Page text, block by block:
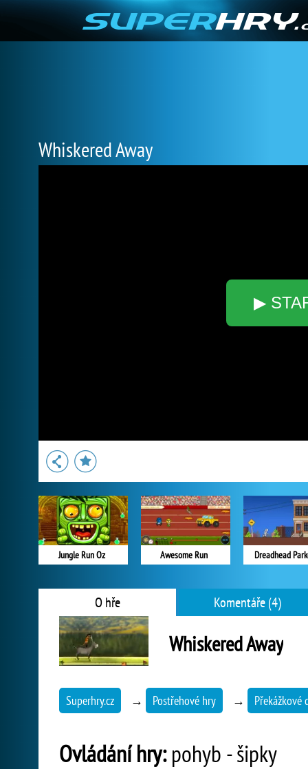
Whiskered Away
▶
Jungle Run Oz Awesome Run Dreadhead
O hře Komentáře (4)
Whiskered Away
Superhry.cz → Postřehové hry → Překážkové
Ovládání hry:pohyb - šipky